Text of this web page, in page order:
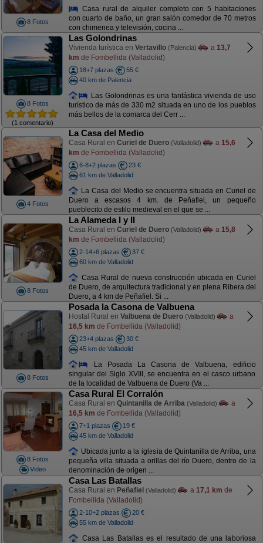
8 Fotos
Casa rural de alquiler completo con 5 habitaciones
con cuarto de baño, un gran salón comedor de 70 metros
con chimenea y televisión, cocina ...
8 Fotos
(1 comentario)
Las Golondrinas
Vivienda turística en Vertavillo (Palencia) a 13,7
km de Fombellida (Valladolid)
18+7 plazas
55 €
40 km de Palencia
Las Golondrinas es una fantástica vivienda de uso
turístico de más de 330 m2 situada en uno de los pueblos
más bellos de la comarca del Cerr ...
4 Fotos
La Casa del Medio
Casa Rural en Curiel de Duero (Valladolid) a 15,6
km de Fombellida (Valladolid)
6-8+2 plazas
23 €
61 km de Valladolid
La Casa del Medio se encuentra situada en Curiel de
Duero a escasos 4 km. de Peñafiel, un pequeño
pueblecito de estilo medieval en el que se ...
8 Fotos
La Alameda I y II
Casa Rural en Curiel de Duero (Valladolid) a 15,8
km de Fombellida (Valladolid)
2-14+6 plazas
37 €
60 km de Valladolid
Casa Rural de nueva construcción ubicada en Curiel
de Duero, de arquitectura tradicional y en plena Ribera del
Duero, a 4 km de Peñafiel. Si ...
8 Fotos
Posada la Casona de Valbuena
Hostal Rural en Valbuena de Duero (Valladolid)
a
16,5 km de Fombellida (Valladolid)
23+4 plazas
30 €
45 km de Valladolid
La Posada La Casona de Valbuena, edificio
singular del Siglo XVIII, se encuentra en el casco urbano
de la localidad de Valbuena de Duero (Va ...
8 Fotos
Video
Casa Rural El Corralón
Casa Rural en Quintanilla de Arriba (Valladolid)
a
16,5 km de Fombellida (Valladolid)
7+1 plazas
19 €
45 km de Valladolid
Ubicada junto a la iglesia de Quintanilla de Arriba, una
pequeña villa situada a orillas del río Duero, dentro de la
denominación de origen ...
Casa Las Batallas
Casa Rural en Peñafiel (Valladolid) a 17,1 km de
Fombellida (Valladolid)
2-10+2 plazas
20 €
55 km de Valladolid
Casa Las Batallas es el resultado de una laboriosa